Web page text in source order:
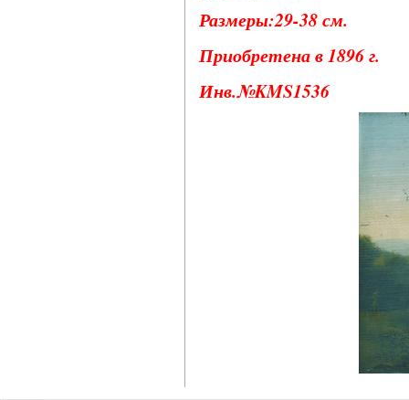
Размеры:29-38 см.
Приобретена в 1896 г.
Инв.№KMS1536